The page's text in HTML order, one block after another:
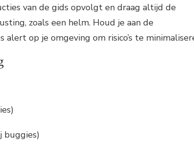
van de gids opvolgt en draag altijd de
zoals een helm. Houd je aan de
alert op je omgeving om risico’s te
buggies)